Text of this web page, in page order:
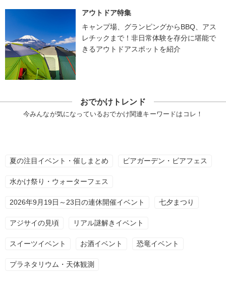
アウトドア特集
キャンプ場、グランピングからBBQ、アス
レチックまで！非日常体験を存分に堪能で
きるアウトドアスポットを紹介
おでかけトレンド
今みんなが気になっているおでかけ関連キーワードはコレ！
夏の注目イベント・催しまとめ ビアガーデン・ビアフェス
水かけ祭り・ウォーターフェス
2026年9月19日～23日の連休開催イベント 七夕まつり
アジサイの見頃 リアル謎解きイベント
スイーツイベント お酒イベント 恐竜イベント
プラネタリウム・天体観測